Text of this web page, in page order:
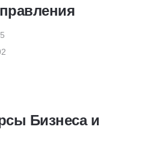
Бизнеса и